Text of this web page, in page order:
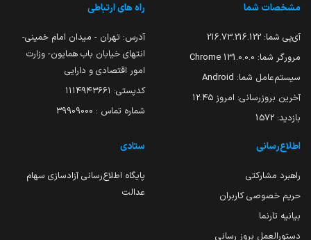
مشخصات شما
آی‌پی شما: 216.73.216.122
مرورگر شما: 131.0.0.0 Chrome
سیستم‌عامل شما: Android
آخرین بروزرسانی: امروز ۱۲:۴۵
بازدید: 1572
راه های ارتباطی
آدرس: تهران - میدان امام خمینی-
انتهای خیابان باب همایون- وزارت
امور اقتصادی و دارایی
کدپستی: ۱۱۱۴۹۴۳۶۶۱
شماره تماس : 39909000
اطلاع‌رسانی
راهبرد مشارکتی
حریم خصوصی کاربران
بیانیه تارنما
دستورالعمل بروز رسانی
ستادی
پایگاه اطلاع‌رسانی آزادسازی سهام
عدالت